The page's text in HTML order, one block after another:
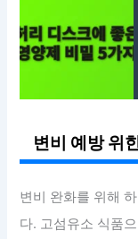
변비 예방 위
변비 완화를 위해
다. 고섬유소 식품